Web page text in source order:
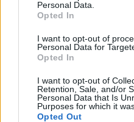
Personal Data.
Opted In
I want to opt-out of
Personal Data for
Opted In
I want to opt-out of
Retention, Sale, and/or
Personal Data that Is
Purposes for which it
Opted Out
ΜΑΝΔΡΑ | ΑΘΗΝΑ - ΑΤΤΙΚΗ
Πλήρης απασχόληση
05/08/2026
Πωλητής B2B